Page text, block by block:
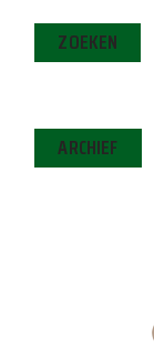
ZOEKEN
ARCHIEF